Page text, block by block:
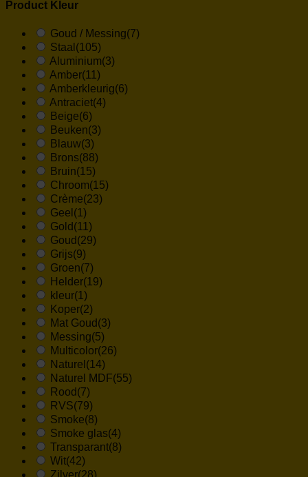
Product Kleur
Goud / Messing(7)
Staal (105)
Aluminium(3)
Amber(11)
Amberkleurig(6)
Antraciet(4)
Beige(6)
Beuken(3)
Blauw(3)
Brons(88)
Bruin(15)
Chroom(15)
Crème(23)
Geel (1)
Gold (11)
Goud (29)
Grijs(9)
Groen(7)
Helder(19)
kleur(1)
Koper(2)
Mat Goud (3)
Messing(5)
Multicolor(26)
Naturel (14)
Naturel MDF(55)
Rood (7)
RVS(79)
Smoke(8)
Smoke glas(4)
Transparant(8)
Wit(42)